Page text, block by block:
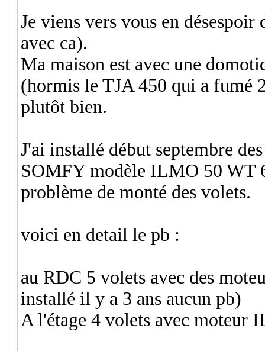
Je viens vers vous en désespoir
avec ca).
Ma maison est avec une
(hormis le TJA 450 qui a fumé
plutôt bien.
J'ai installé début septembre
SOMFY modèle ILMO 50 WT
problème de monté des volets.
voici en detail le pb :
au RDC 5 volets avec des
installé il y a 3 ans aucun pb)
A l'étage 4 volets avec moteur